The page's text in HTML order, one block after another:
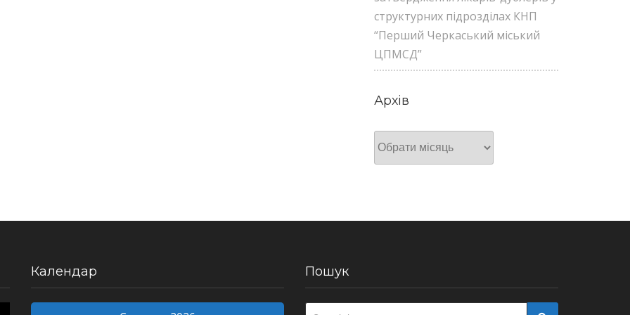
структурних підрозділах КНП
“Перший Черкаський міський
ЦПМСД”
Архів
Архів
Календар Пошук